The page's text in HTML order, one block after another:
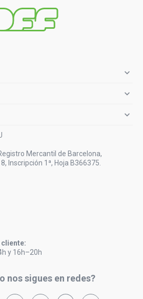



Mercantil de Barcelona,
Inscripción 1ª, Hoja B366375.
y 16h–20h
nos sigues en redes?